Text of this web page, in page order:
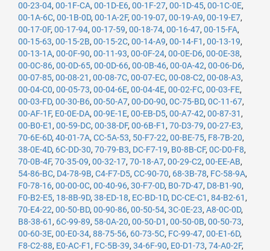
00-23-04, 00-1F-CA, 00-1D-E6, 00-1F-27, 00-1D-45, 00-1C-0E,
00-1A-6C, 00-1B-0D, 00-1A-2F, 00-19-07, 00-19-A9, 00-19-E7,
00-17-0F, 00-17-94, 00-17-59, 00-18-74, 00-16-47, 00-15-FA,
00-15-63, 00-15-2B, 00-15-2C, 00-14-A9, 00-14-F1 , 00-13-19,
00-13-1A, 00-0F-90, 00-11-93, 00-0F-24, 00-0E-D6, 00-0E-38,
00-0C-86, 00-0D-65, 00-0D-66, 00-0B-46, 00-0A-42, 00-06-D6,
00-07-85, 00-08-21 , 00-08-7C, 00-07-EC, 00-08-C2, 00-08-A3,
00-04-C0, 00-05-73, 00-04-6E, 00-04-4E, 00-02-FC, 00-03-FE,
00-03-FD, 00-30-B6, 00-50-A7, 00-D0-90, 0C-75-BD, 0C-11-67,
00-AF-1F, E0-0E-DA, 00-9E-1E, 00-EB-D5, 00-A7-42, 00-87-31 ,
00-B0-E1 , 00-59-DC, 00-38-DF, 00-6B-F1 , 70-D3-79, 00-27-E3,
70-6E-6D, 40-01-7A, CC-5A-53, 50-F7-22, 00-BE-75, F8-7B-20,
38-0E-4D, 6C-DD-30, 70-79-B3, DC-F7-19, B0-8B-CF, 0C-D0-F8,
70-0B-4F, 70-35-09, 00-32-17, 70-18-A7, 00-29-C2, 00-EE-AB,
54-86-BC, D4-78-9B, C4-F7-D5, CC-90-70, 68-3B-78, FC-58-9A,
F0-78-16, 00-00-0C, 00-40-96, 30-F7-0D, B0-7D-47, D8-B1-90,
F0-B2-E5, 18-8B-9D, 38-ED-18, EC-BD-1D, DC-CE-C1 , 84-B2-61 ,
70-E4-22, 00-50-BD, 00-90-86, 00-50-54, 3C-0E-23, A8-0C-0D,
B8-38-61 , 6C-99-89, 58-0A-20, 00-50-D1 , 00-50-0B, 00-50-73,
00-60-3E, 00-E0-34, 88-75-56, 60-73-5C, FC-99-47, 00-E1-6D,
F8-C2-88, E0-AC-F1 , FC-5B-39, 34-6F-90, E0-D1-73, 74-A0-2F,